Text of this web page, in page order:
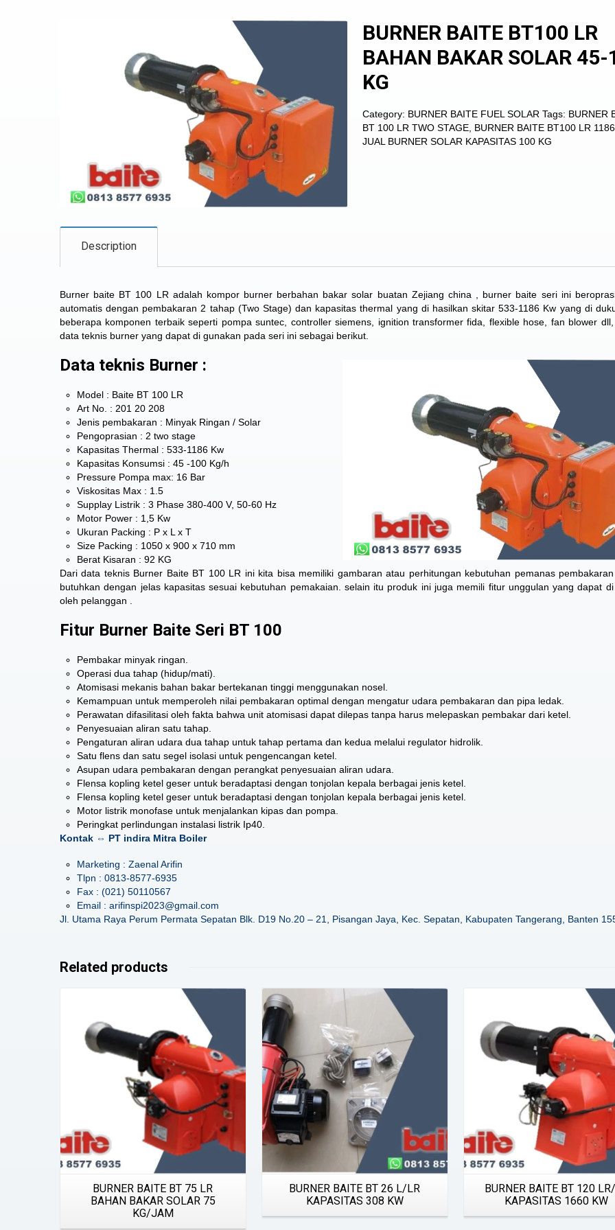
BURNER BAITE BT100 LR
BAHAN BAKAR SOLAR
KG
Category: BURNER BAITE FUEL SOLAR Tags: BURNER
BT 100 LR TWO STAGE BURNER BAITE BT100 LR
JUAL BURNER SOLAR KAPASITAS 100 KG
Description
Burner baite BT 100 LR adalah kompor burner berbahan bakar solar buatan Zejiang china , burner baite seri ini
automatis dengan pembakaran 2 tahap (Two Stage) dan kapasitas thermal yang di hasilkan skitar 533-1186 Kw yang di
beberapa komponen terbaik seperti pompa suntec, controller siemens, ignition transformer fida, flexible hose, fan blower
data teknis burner yang dapat di gunakan pada seri ini sebagai berikut.
Data teknis Burner :
Model : Baite BT 100 LR
Art No. : 201 20 208
Jenis pembakaran : Minyak Ringan / Solar
Pengoprasian : 2 two stage
Kapasitas Thermal : 533-1186 Kw
Kapasitas Konsumsi : 45 -100 Kg/h
Pressure Pompa max: 16 Bar
Viskositas Max : 1.5
Supplay Listrik : 3 Phase 380-400 V, 50-60 Hz
Motor Power : 1,5 Kw
Ukuran Packing : P x L x T
Size Packing : 1050 x 900 x 710 mm
Berat Kisaran : 92 KG
Dari data teknis Burner Baite BT 100 LR ini kita bisa memiliki gambaran atau perhitungan kebutuhan pemanas
butuhkan dengan jelas kapasitas sesuai kebutuhan pemakaian. selain itu produk ini juga memili fitur unggulan yang dapat
oleh pelanggan .
Fitur Burner Baite Seri BT 100
Pembakar minyak ringan.
Operasi dua tahap (hidup/mati).
Atomisasi mekanis bahan bakar bertekanan tinggi menggunakan nosel.
Kemampuan untuk memperoleh nilai pembakaran optimal dengan mengatur udara pembakaran dan pipa ledak.
Perawatan difasilitasi oleh fakta bahwa unit atomisasi dapat dilepas tanpa harus melepaskan pembakar dari ketel.
Penyesuaian aliran satu tahap.
Pengaturan aliran udara dua tahap untuk tahap pertama dan kedua melalui regulator hidrolik.
Satu flens dan satu segel isolasi untuk pengencangan ketel.
Asupan udara pembakaran dengan perangkat penyesuaian aliran udara.
Flensa kopling ketel geser untuk beradaptasi dengan tonjolan kepala berbagai jenis ketel.
Flensa kopling ketel geser untuk beradaptasi dengan tonjolan kepala berbagai jenis ketel.
Motor listrik monofase untuk menjalankan kipas dan pompa.
Peringkat perlindungan instalasi listrik Ip40.
Kontak ⇔ PT indira Mitra Boiler
Marketing : Zaenal Arifin
Tlpn : 0813-8577-6935
Fax : (021) 50110567
Email : arifinspi2023@gmail.com
Jl. Utama Raya Perum Permata Sepatan Blk. D19 No.20 – 21, Pisangan Jaya, Kec. Sepatan, Kabupaten Tangerang, Banten
Related products
BURNER BAITE BT 75 LR
BAHAN BAKAR SOLAR 75
KG/JAM
BURNER BAITE BT 26 L/LR
KAPASITAS 308 KW
BURNER BAITE BT 120
KAPASITAS 1660 KW